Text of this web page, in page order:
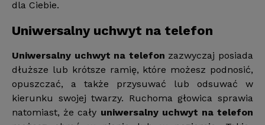
dla Ciebie.
Uniwersalny uchwyt na telefon
Uniwersalny uchwyt na telefon zazwyczaj posiada
dłuższe lub krótsze ramię, które możesz podnosić,
opuszczać, a także przysuwać lub odsuwać w
kierunku swojej twarzy. Ruchoma głowica sprawia
natomiast, że cały uniwersalny uchwyt na telefon